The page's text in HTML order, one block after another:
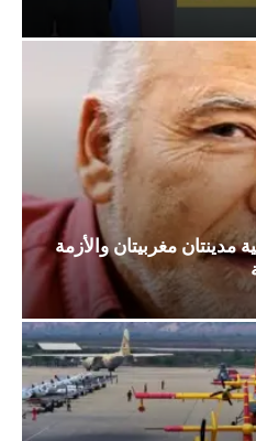
مدينتان مغربيتان والأزمة